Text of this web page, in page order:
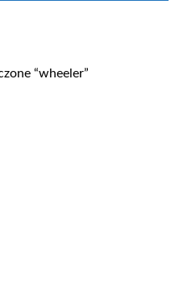
“wheeler”